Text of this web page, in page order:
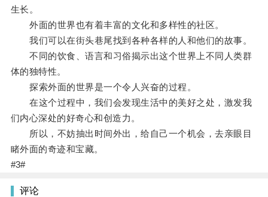
生长。
外面的世界也有着丰富的文化和多样性的社区。
我们可以在街头巷尾找到各种各样的人和他们的故事。
不同的饮食、语言和习俗揭示出这个世界上不同人类群
体的独特性。
探索外面的世界是一个令人兴奋的过程。
在这个过程中，我们会发现生活中的美好之处，激发我
们内心深处的好奇心和创造力。
所以，不妨抽出时间外出，给自己一个机会，去亲眼目
睹外面的奇迹和宝藏。
#3#
评论